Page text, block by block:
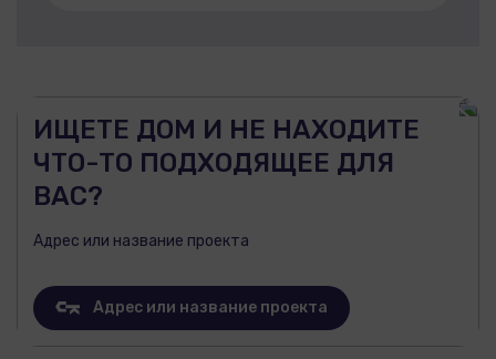
ИЩЕТЕ ДОМ И НЕ НАХОДИТЕ
ЧТО-ТО ПОДХОДЯЩЕЕ ДЛЯ
ВАС?
Адрес или название проекта
Адрес или название проекта